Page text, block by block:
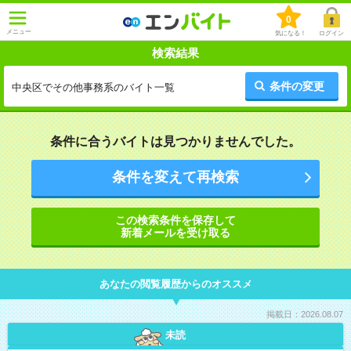
メニュー
0
気になる！ ログイン
検索結果
中央区でその他事務系のバイト一覧 条件の変更
条件に合うバイトは見つかりませんでした。
条件を変えて再検索
この検索条件を保存して
新着メールを受け取る
あなたの閲覧履歴からのオススメ
掲載日：2026.08.07
未読